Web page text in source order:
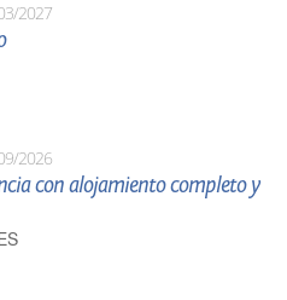
2027
2026
con alojamiento completo y